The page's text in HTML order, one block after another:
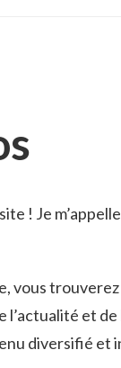
! Je
vous
l’actualité et
diversifié et